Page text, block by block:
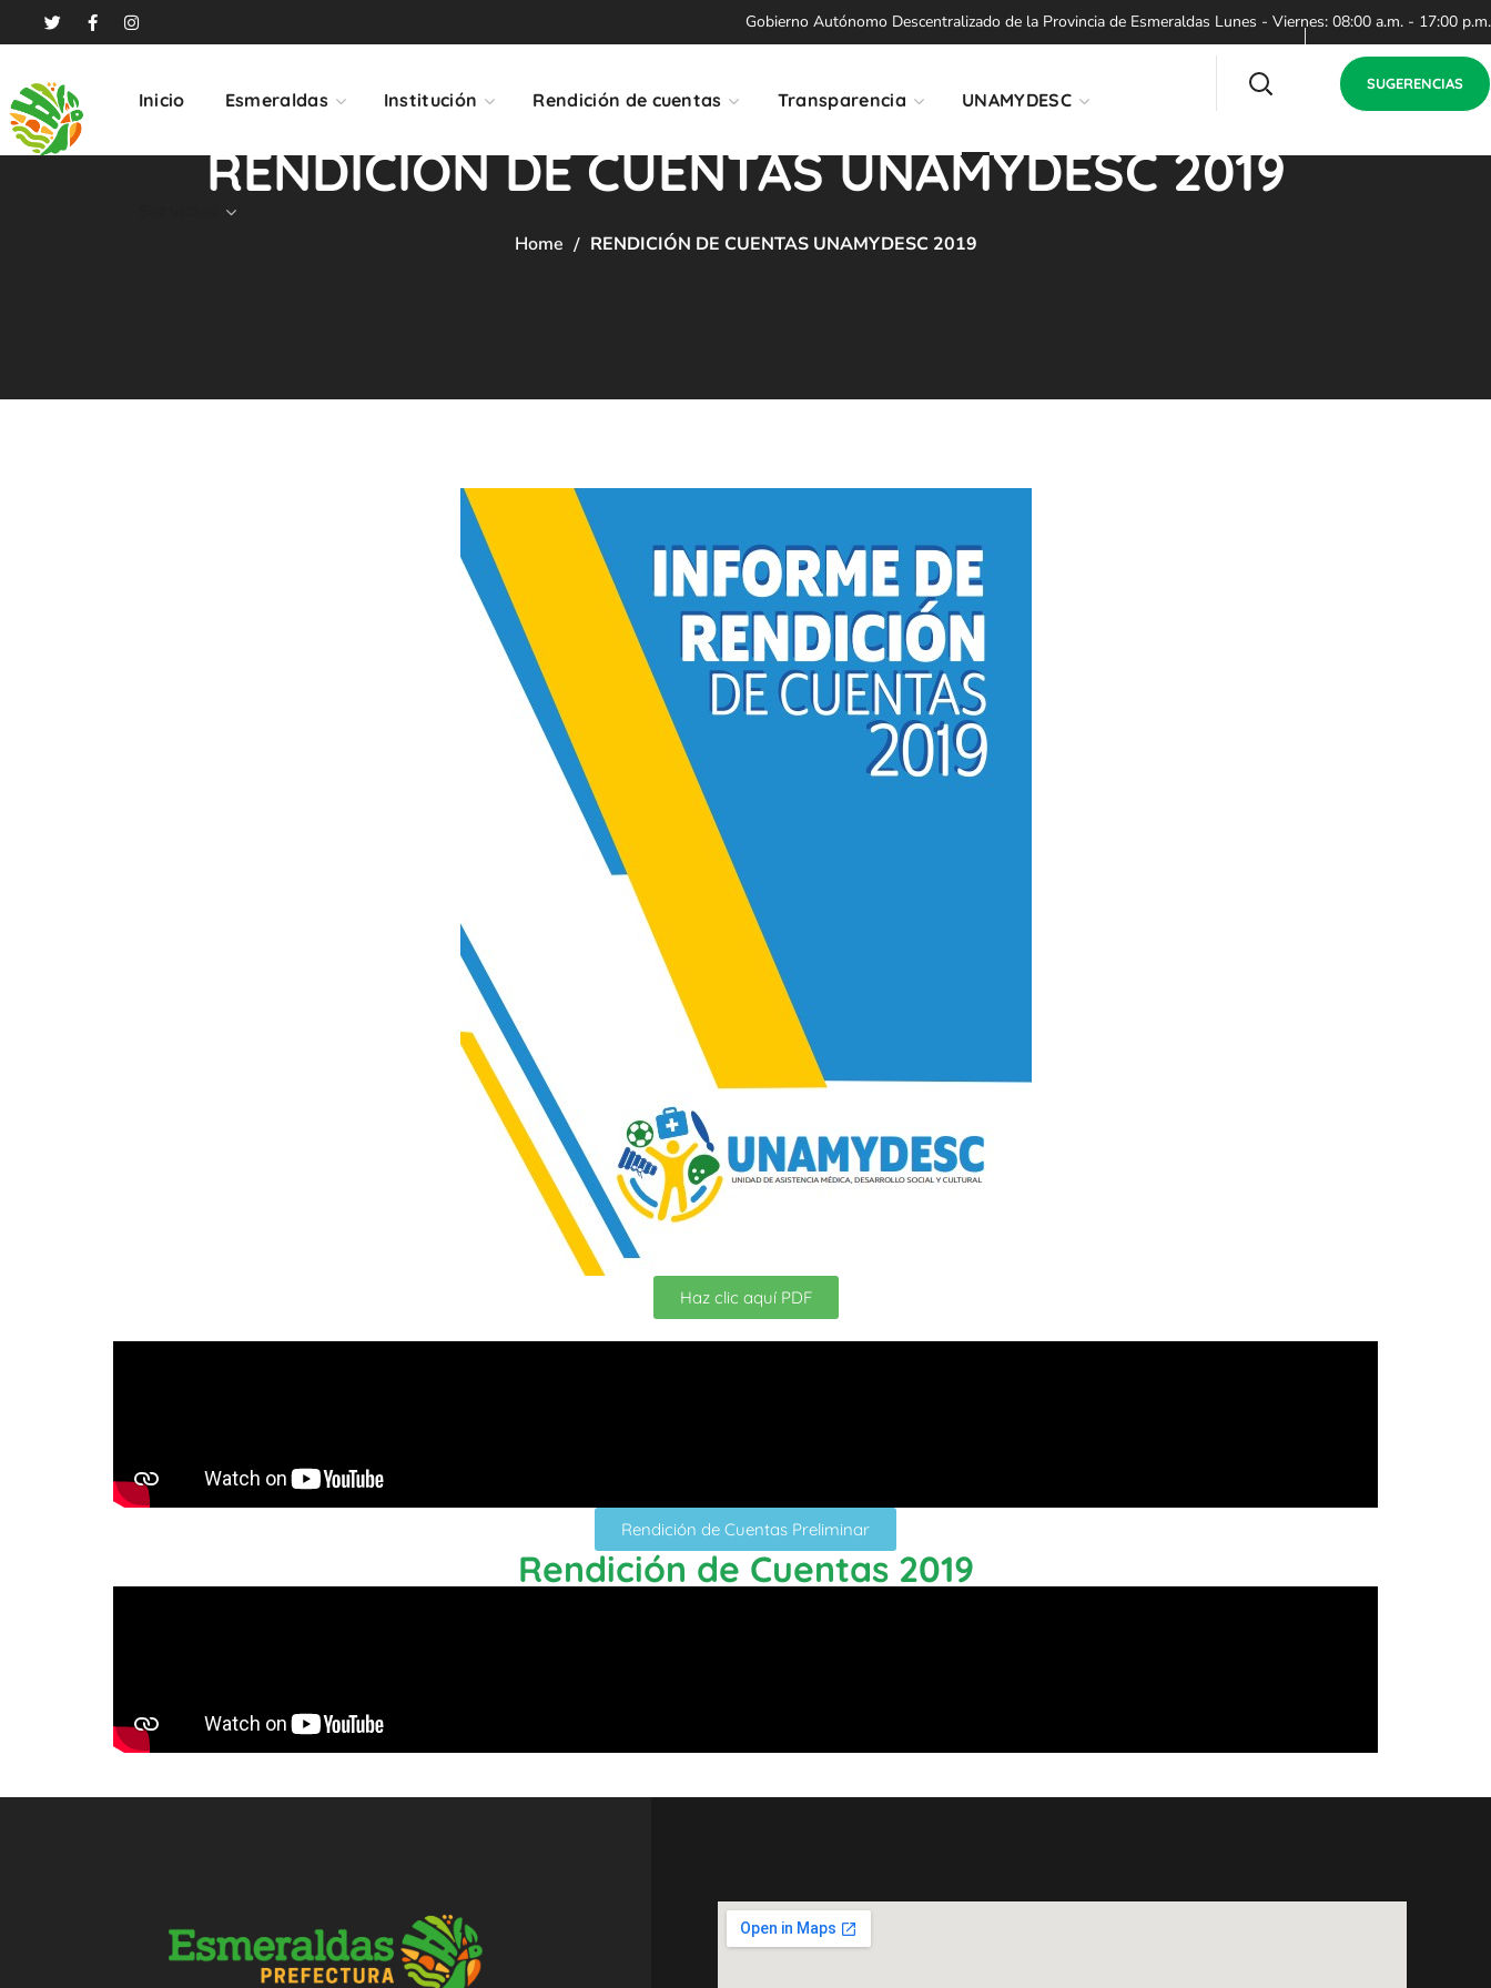
Gobierno Autónomo Descentralizado de la Provincia de Esmeraldas Lunes - Viernes: 08:00 a.m. - 17:00 p.m.
Inicio Esmeraldas Institución Rendición de cuentas Transparencia UNAMYDESC
SUGERENCIAS
RENDICIÓN DE CUENTAS UNAMYDESC 2019
Home RENDICIÓN DE CUENTAS UNAMYDESC 2019
Haz clic aquí PDF
Rendición de Cuentas Preliminar
Rendición de Cuentas 2019